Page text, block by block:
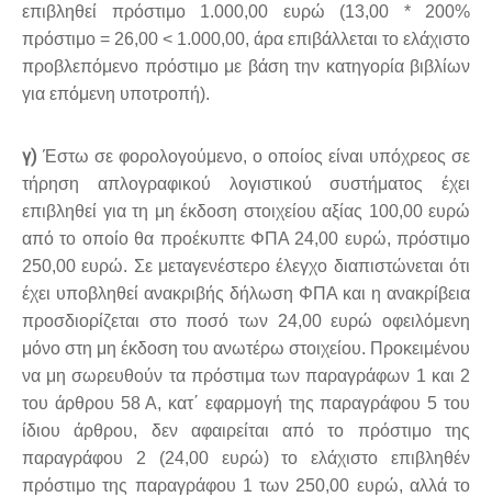
επιβληθεί πρόστιμο 1.000,00 ευρώ (13,00 * 200%
πρόστιμο = 26,00 < 1.000,00, άρα επιβάλλεται το ελάχιστο
προβλεπόμενο πρόστιμο με βάση την κατηγορία βιβλίων
για επόμενη υποτροπή).
γ) Έστω σε φορολογούμενο, ο οποίος είναι υπόχρεος σε
τήρηση απλογραφικού λογιστικού συστήματος έχει
επιβληθεί για τη μη έκδοση στοιχείου αξίας 100,00 ευρώ
από το οποίο θα προέκυπτε ΦΠΑ 24,00 ευρώ, πρόστιμο
250,00 ευρώ. Σε μεταγενέστερο έλεγχο διαπιστώνεται ότι
έχει υποβληθεί ανακριβής δήλωση ΦΠΑ και η ανακρίβεια
προσδιορίζεται στο ποσό των 24,00 ευρώ οφειλόμενη
μόνο στη μη έκδοση του ανωτέρω στοιχείου. Προκειμένου
να μη σωρευθούν τα πρόστιμα των παραγράφων 1 και 2
του άρθρου 58 Α, κατ΄ εφαρμογή της παραγράφου 5 του
ίδιου άρθρου, δεν αφαιρείται από το πρόστιμο της
παραγράφου 2 (24,00 ευρώ) το ελάχιστο επιβληθέν
πρόστιμο της παραγράφου 1 των 250,00 ευρώ, αλλά το